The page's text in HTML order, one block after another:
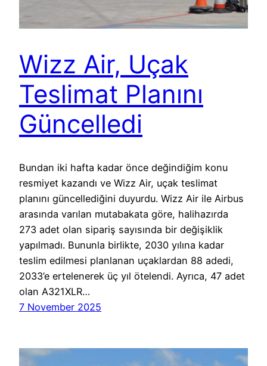
Wizz Air, Uçak
Teslimat Planını
Güncelledi
Bundan iki hafta kadar önce değindiğim konu
resmiyet kazandı ve Wizz Air, uçak teslimat
planını güncellediğini duyurdu. Wizz Air ile Airbus
arasında varılan mutabakata göre, halihazırda
273 adet olan sipariş sayısında bir değişiklik
yapılmadı. Bununla birlikte, 2030 yılına kadar
teslim edilmesi planlanan uçaklardan 88 adedi,
2033’e ertelenerek üç yıl ötelendi. Ayrıca, 47 adet
olan A321XLR…
7 November 2025